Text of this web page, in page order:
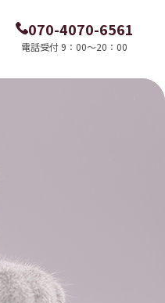
070-4070-6561
電話受付 9：00～20：00